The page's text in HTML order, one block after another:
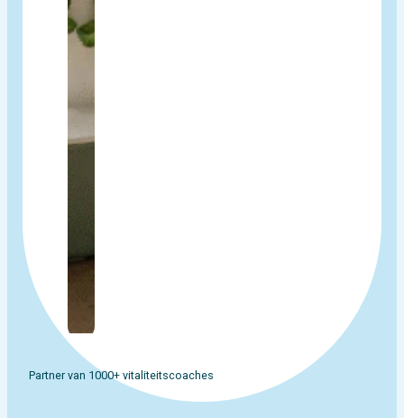
Partner van 1000+ vitaliteitscoaches